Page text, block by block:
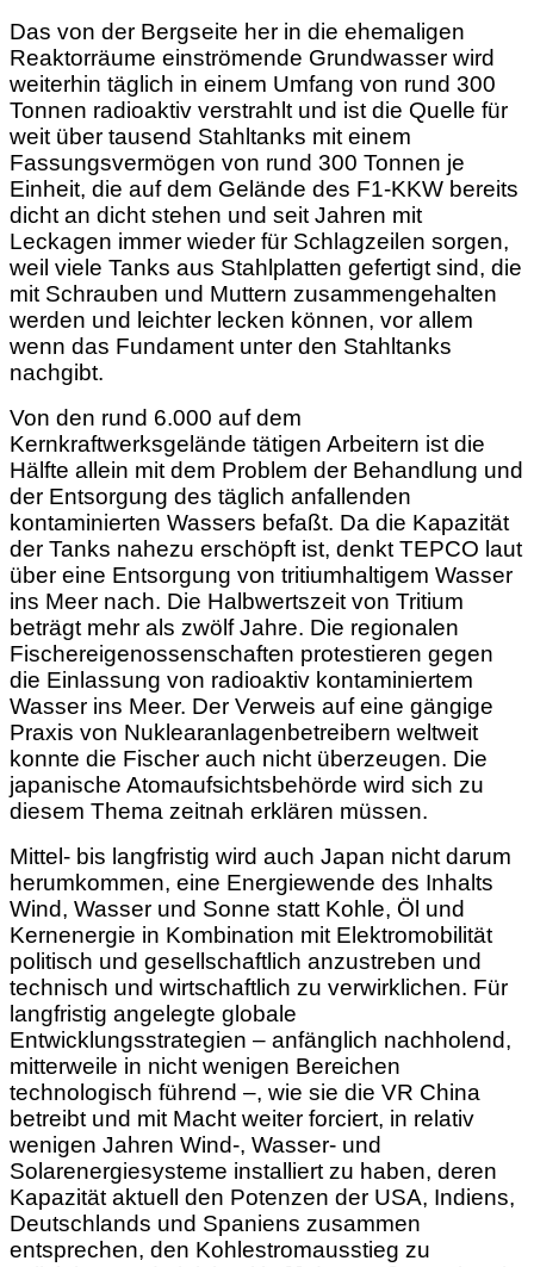
Das von der Bergseite her in die ehemaligen
Reaktorräume einströmende Grundwasser wird
weiterhin täglich in einem Umfang von rund 300
Tonnen radioaktiv verstrahlt und ist die Quelle für
weit über tausend Stahltanks mit einem
Fassungsvermögen von rund 300 Tonnen je
Einheit, die auf dem Gelände des F1-KKW bereits
dicht an dicht stehen und seit Jahren mit
Leckagen immer wieder für Schlagzeilen sorgen,
weil viele Tanks aus Stahlplatten gefertigt sind, die
mit Schrauben und Muttern zusammengehalten
werden und leichter lecken können, vor allem
wenn das Fundament unter den Stahltanks
nachgibt.
Von den rund 6.000 auf dem
Kernkraftwerksgelände tätigen Arbeitern ist die
Hälfte allein mit dem Problem der Behandlung und
der Entsorgung des täglich anfallenden
kontaminierten Wassers befaßt. Da die Kapazität
der Tanks nahezu erschöpft ist, denkt TEPCO laut
über eine Entsorgung von tritiumhaltigem Wasser
ins Meer nach. Die Halbwertszeit von Tritium
beträgt mehr als zwölf Jahre. Die regionalen
Fischereigenossenschaften protestieren gegen
die Einlassung von radioaktiv kontaminiertem
Wasser ins Meer. Der Verweis auf eine gängige
Praxis von Nuklearanlagenbetreibern weltweit
konnte die Fischer auch nicht überzeugen. Die
japanische Atomaufsichtsbehörde wird sich zu
diesem Thema zeitnah erklären müssen.
Mittel- bis langfristig wird auch Japan nicht darum
herumkommen, eine Energiewende des Inhalts
Wind, Wasser und Sonne statt Kohle, Öl und
Kernenergie in Kombination mit Elektromobilität
politisch und gesellschaftlich anzustreben und
technisch und wirtschaftlich zu verwirklichen. Für
langfristig angelegte globale
Entwicklungsstrategien – anfänglich nachholend,
mitterweile in nicht wenigen Bereichen
technologisch führend –, wie sie die VR China
betreibt und mit Macht weiter forciert, in relativ
wenigen Jahren Wind-, Wasser- und
Solarenergiesysteme installiert zu haben, deren
Kapazität aktuell den Potenzen der USA, Indiens,
Deutschlands und Spaniens zusammen
entsprechen, den Kohlestromausstieg zu